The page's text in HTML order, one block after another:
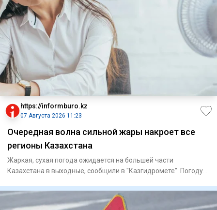
https://informburo.kz
07 Августа 2026 11:23
Очередная волна сильной жары накроет все
регионы Казахстана
Жаркая, сухая погода ожидается на большей части
Казахстана в выходные, сообщили в "Казгидромете". Погоду